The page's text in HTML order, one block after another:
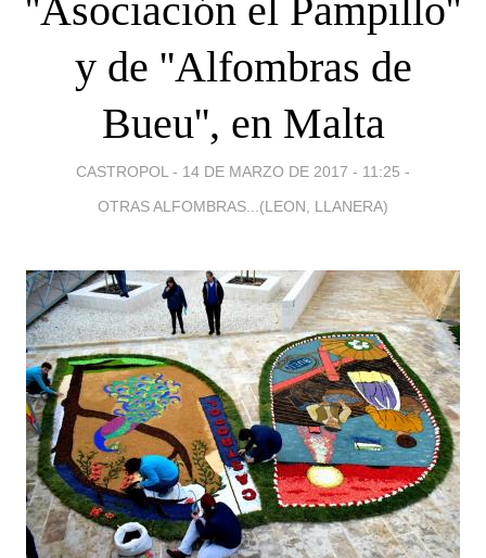
''Asociación el Pampillo''
y de ''Alfombras de
Bueu'', en Malta
CASTROPOL - 14 DE MARZO DE 2017 - 11:25 -
OTRAS ALFOMBRAS...(LEON, LLANERA)